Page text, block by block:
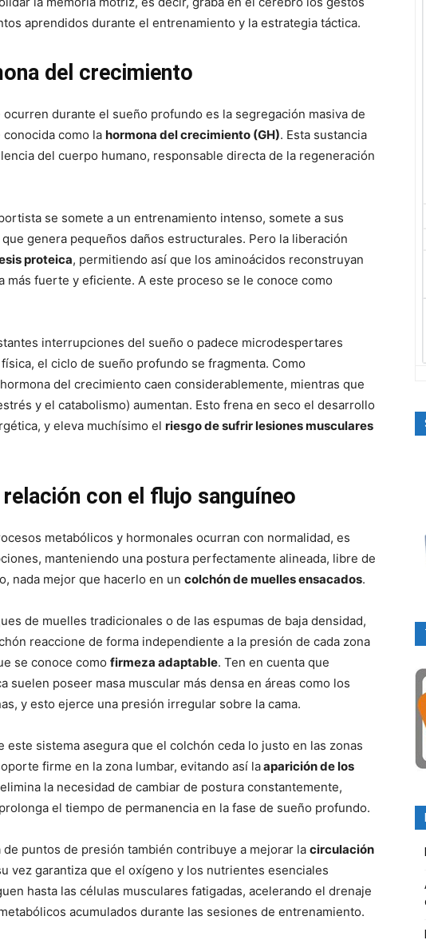
aprendidos durante el entrenamiento y la estrategia táctica.
del crecimiento
durante el sueño profundo es la segregación masiva de
como la hormona del crecimiento (GH). Esta sustancia
del cuerpo humano, responsable directa de la regeneración
se somete a un entrenamiento intenso, somete a sus
genera pequeños daños estructurales. Pero la liberación
proteica, permitiendo así que los aminoácidos reconstruyan
más fuerte y eficiente. A este proceso se le conoce como
interrupciones del sueño o padece microdespertares
el ciclo de sueño profundo se fragmenta. Como
del crecimiento caen considerablemente, mientras que
y el catabolismo) aumentan. Esto frena en seco el desarrollo
y eleva muchísimo el riesgo de sufrir lesiones musculares
con el flujo sanguíneo
metabólicos y hormonales ocurran con normalidad, es
manteniendo una postura perfectamente alineada, libre de
nada mejor que hacerlo en un colchón de muelles ensacados.
de muelles tradicionales o de las espumas de baja densidad,
reaccione de forma independiente a la presión de cada zona
se conoce como firmeza adaptable. Ten en cuenta que
suelen poseer masa muscular más densa en áreas como los
y esto ejerce una presión irregular sobre la cama.
este sistema asegura que el colchón ceda lo justo en las zonas
firme en la zona lumbar, evitando así laaparición de los
la necesidad de cambiar de postura constantemente,
el tiempo de permanencia en la fase de sueño profundo.
puntos de presión también contribuye a mejorar la circulación
vez garantiza que el oxígeno y los nutrientes esenciales
hasta las células musculares fatigadas, acelerando el drenaje
acumulados durante las sesiones de entrenamiento.